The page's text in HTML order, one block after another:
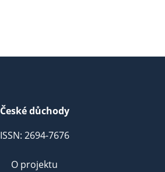
České důchody
ISSN: 2694-7676
O projektu